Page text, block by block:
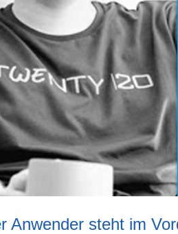
Anwender steht im